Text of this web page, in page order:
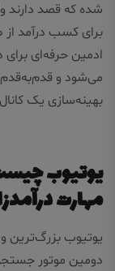
شده که قصد دارند
برای کسب درآمد از
ادمین حرفه‌ای
می‌شود و قدم‌به‌قدم
بهینه‌سازی یک
یوتیوب
مهارت
یوتیوب بزرگ‌ترین
دومین موتور